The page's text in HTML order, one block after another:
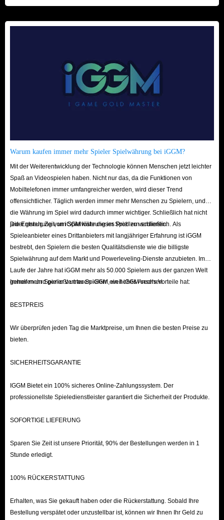
Warum kaufen immer mehr Spieler Spielwährung bei iGGM?
Mit der Weiterentwicklung der Technologie können Menschen jetzt leichter
Spaß an Videospielen haben. Nicht nur das, da die Funktionen von
Mobiltelefonen immer umfangreicher werden, wird dieser Trend
offensichtlicher. Täglich werden immer mehr Menschen zu Spielern, und
die Währung im Spiel wird dadurch immer wichtiger. Schließlich hat nicht
jeder genug Zeit, um Spielwährung im Spiel zu verdienen.
Die Entstehung von iGGM löste dieses Problem schließlich. Als
Spieleanbieter eines Drittanbieters mit langjähriger Erfahrung ist iGGM
bestrebt, den Spielern die besten Qualitätsdienste wie die billigste
Spielwährung auf dem Markt und Powerleveling-Dienste anzubieten. Im
Laufe der Jahre hat iGGM mehr als 50.000 Spielern aus der ganzen Welt
geholfen und genießt unter Spielern ein hohes Ansehen.
Immer mehr Spieler vertrauen iGGM, weil iGGM sechs Vorteile hat:
BESTPREIS
Wir überprüfen jeden Tag die Marktpreise, um Ihnen die besten Preise zu
bieten.
SICHERHEITSGARANTIE
IGGM Bietet ein 100% sicheres Online-Zahlungssystem. Der
professionellste Spieledienstleister garantiert die Sicherheit der Produkte.
SOFORTIGE LIEFERUNG
Sparen Sie Zeit ist unsere Priorität, 90% der Bestellungen werden in 1
Stunde erledigt.
100% RÜCKERSTATTUNG
Erhalten, was Sie gekauft haben oder die Rückerstattung. Sobald Ihre
Bestellung verspätet oder unzustellbar ist, können wir Ihnen Ihr Geld zu